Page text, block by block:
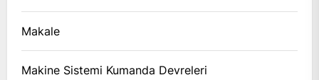
Makale
Makine Sistemi Kumanda Devreleri